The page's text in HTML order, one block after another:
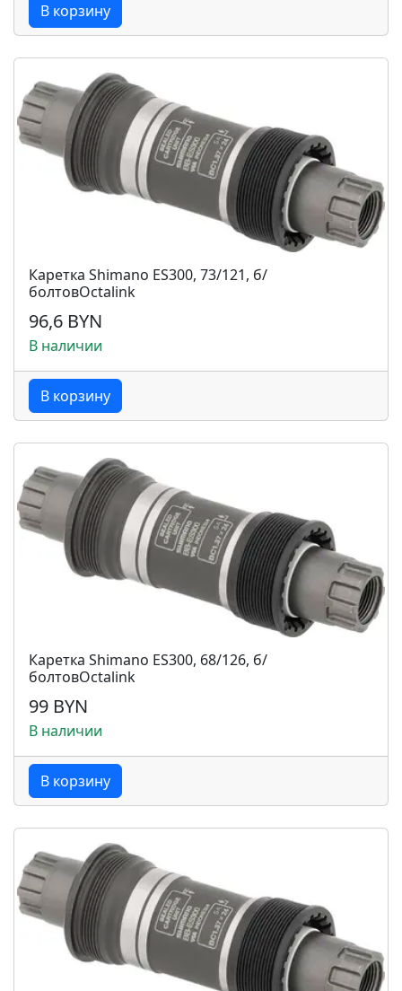
В корзину
Каретка Shimano ES300, 73/121, б/
болтовOctalink
96,6 BYN
В наличии
В корзину
Каретка Shimano ES300, 68/126, б/
болтовOctalink
99 BYN
В наличии
В корзину